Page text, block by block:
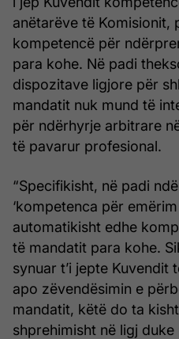
anëtarëve të Komisionit,
kompetencë për
para kohe. Në padi
dispozitave ligjore për
mandatit nuk mund të
për ndërhyrje arbitrare
të pavarur profesional.
“Specifikisht, në padi
‘kompetenca për
automatikisht edhe
të mandatit para kohe.
synuar t’i jepte Kuvendit
apo zëvendësimin e
mandatit, këtë do ta
shprehimisht në ligj